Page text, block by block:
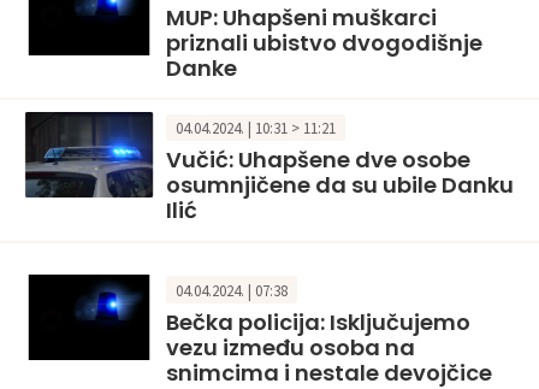
MUP: Uhapšeni muškarci
priznali ubistvo dvogodišnje
Danke
04.04.2024. | 10:31 > 11:21
Vučić: Uhapšene dve osobe
osumnjičene da su ubile Danku
Ilić
04.04.2024. | 07:38
Bečka policija: Isključujemo
vezu između osoba na
snimcima i nestale devojčice